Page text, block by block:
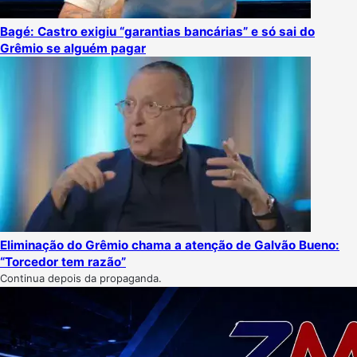
Bagé: Castro exigiu “garantias bancárias” e só sai do
Grêmio se alguém pagar
Eliminação do Grêmio chama a atenção de Galvão Bueno:
“Torcedor tem razão”
Continua depois da propaganda.